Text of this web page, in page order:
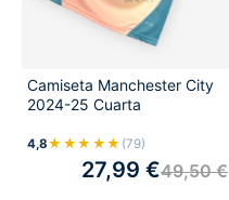
Camiseta Manchester City
2024-25 Cuarta
4,8★★★★★ (79)
49,50€
27,99 €